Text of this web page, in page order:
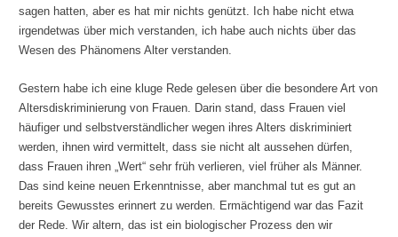
sagen hatten, aber es hat mir nichts genützt. Ich habe nicht etwa
irgendetwas über mich verstanden, ich habe auch nichts über das
Wesen des Phänomens Alter verstanden.
Gestern habe ich eine kluge Rede gelesen über die besondere Art von
Altersdiskriminierung von Frauen. Darin stand, dass Frauen viel
häufiger und selbstverständlicher wegen ihres Alters diskriminiert
werden, ihnen wird vermittelt, dass sie nicht alt aussehen dürfen,
dass Frauen ihren „Wert“ sehr früh verlieren, viel früher als Männer.
Das sind keine neuen Erkenntnisse, aber manchmal tut es gut an
bereits Gewusstes erinnert zu werden. Ermächtigend war das Fazit
der Rede. Wir altern, das ist ein biologischer Prozess den wir